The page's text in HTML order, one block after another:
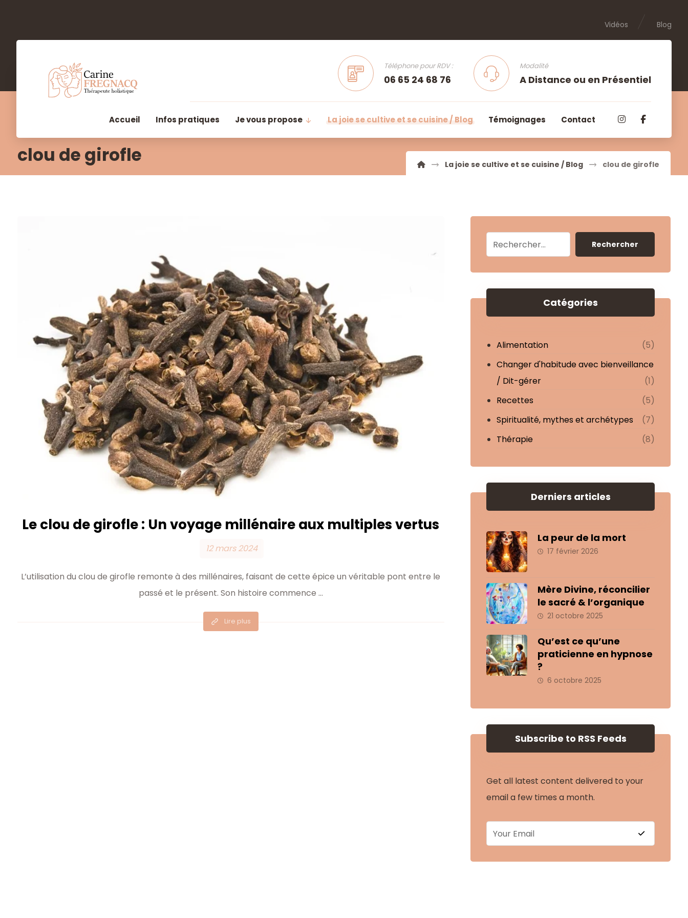
Blog
Vidéos
Modalité
A Distance ou en Présentiel
Téléphone pour RDV :
06 65 24 68 76
Accueil Infos pratiques Je vous propose La joie se cultive et se cuisine / Blog Témoignages Contact
clou de girofle La joie se cultive et se cuisine / Blog clou de girofle
Le clou de girofle : Un voyage millénaire aux multiples vertus
12 mars 2024
L’utilisation du clou de girofle remonte à des millénaires, faisant de cette épice un véritable pont entre le
passé et le présent. Son histoire commence ...
Lire plus
Rechercher
Catégories
Alimentation
(5)
Changer d'habitude avec bienveillance
/ Dit-gérer
(1)
Recettes
(5)
Spiritualité, mythes et archétypes
(7)
Thérapie
(8)
Derniers articles
La peur de la mort
17 février 2026
Mère Divine, réconcilier
le sacré & l’organique
21 octobre 2025
Qu’est ce qu’une
praticienne en hypnose
?
6 octobre 2025
Subscribe to RSS Feeds
Get all latest content delivered to your
email a few times a month.